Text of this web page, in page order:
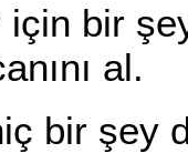
şey
al.
şey